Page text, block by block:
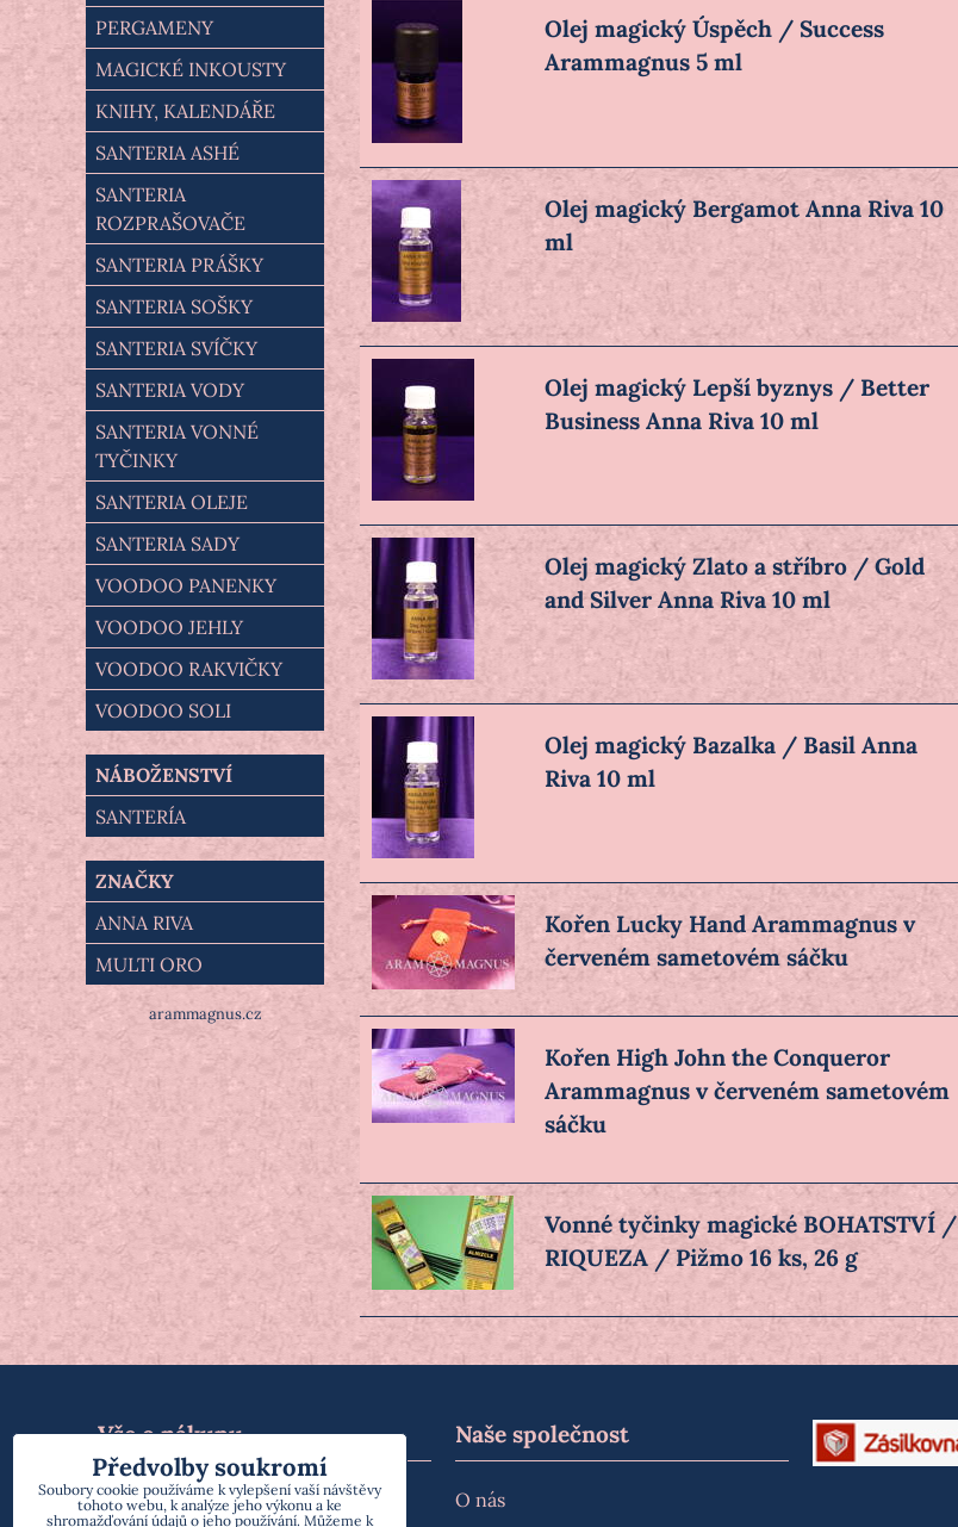
Olej magický Úspěch / Success
Arammagnus 5 ml
Olej magický Bergamot Anna Riva 10
ml
Olej magický Lepší byznys / Better
Business Anna Riva 10 ml
Olej magický Zlato a stříbro / Gold
and Silver Anna Riva 10 ml
Olej magický Bazalka / Basil Anna
Riva 10 ml
Kořen Lucky Hand Arammagnus v
červeném sametovém sáčku
Kořen High John the Conqueror
Arammagnus v červeném sametovém
sáčku
Vonné tyčinky magické BOHATSTVÍ /
RIQUEZA / Pižmo 16 ks, 26 g
PERGAMENY
MAGICKÉ INKOUSTY
KNIHY, KALENDÁŘE
SANTERIA ASHÉ
SANTERIA
ROZPRAŠOVAČE
SANTERIA PRÁŠKY
SANTERIA SOŠKY
SANTERIA SVÍČKY
SANTERIA VODY
SANTERIA VONNÉ
TYČINKY
SANTERIA OLEJE
SANTERIA SADY
VOODOO PANENKY
VOODOO JEHLY
VOODOO RAKVIČKY
VOODOO SOLI
NÁBOŽENSTVÍ
SANTERÍA
ZNAČKY
ANNA RIVA
MULTI ORO
arammagnus.cz
Vše o nákupu
Doprava a platba
Naše společnost
O nás
Předvolby soukromí
Soubory cookie používáme k vylepšení vaší návštěvy
tohoto webu, k analýze jeho výkonu a ke
shromažďování údajů o jeho používání. Můžeme k